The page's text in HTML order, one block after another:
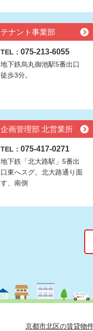
テナント事業部
TEL： 075-213-6055
地下鉄烏丸御池駅5番出口
徒歩3分。
企画管理部 北営業所
TEL： 075-417-0271
地下鉄「北大路駅」5番出
口東へスグ。北大路通り面
す、南側
京都市北区の賃貸物